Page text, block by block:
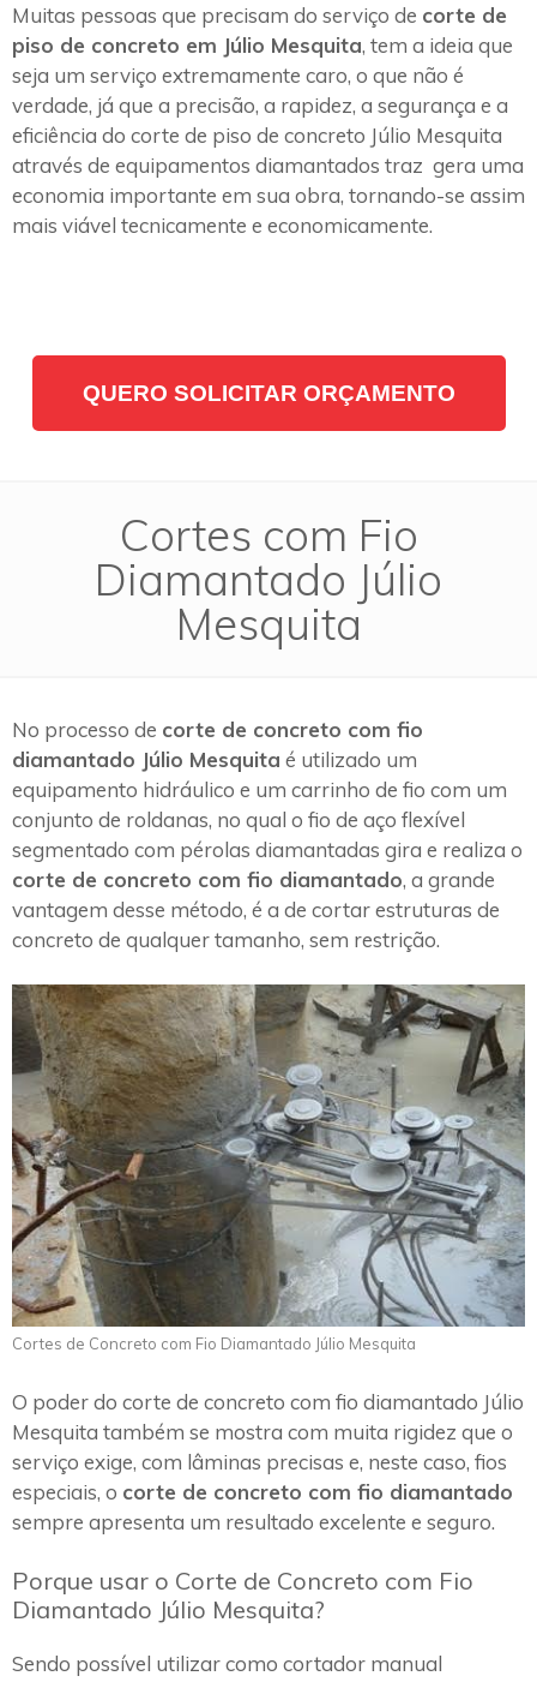
Muitas pessoas que precisam do serviço de corte de
piso de concreto em Júlio Mesquita, tem a ideia que
seja um serviço extremamente caro, o que não é
verdade, já que a precisão, a rapidez, a segurança e a
eficiência do corte de piso de concreto Júlio Mesquita
através de equipamentos diamantados traz gera uma
economia importante em sua obra, tornando-se assim
mais viável tecnicamente e economicamente.
QUERO SOLICITAR ORÇAMENTO
Cortes com Fio
Diamantado Júlio
Mesquita
No processo de corte de concreto com fio
diamantado Júlio Mesquita é utilizado um
equipamento hidráulico e um carrinho de fio com um
conjunto de roldanas, no qual o fio de aço flexível
segmentado com pérolas diamantadas gira e realiza o
corte de concreto com fio diamantado, a grande
vantagem desse método, é a de cortar estruturas de
concreto de qualquer tamanho, sem restrição.
Cortes de Concreto com Fio Diamantado Júlio Mesquita
O poder do corte de concreto com fio diamantado Júlio
Mesquita também se mostra com muita rigidez que o
serviço exige, com lâminas precisas e, neste caso, fios
especiais, o corte de concreto com fio diamantado
sempre apresenta um resultado excelente e seguro.
Porque usar o Corte de Concreto com Fio
Diamantado Júlio Mesquita?
Sendo possível utilizar como cortador manual